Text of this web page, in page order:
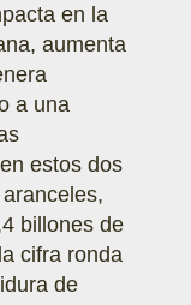
en la
aumenta
a una
estos dos
billones de
cifra ronda
de